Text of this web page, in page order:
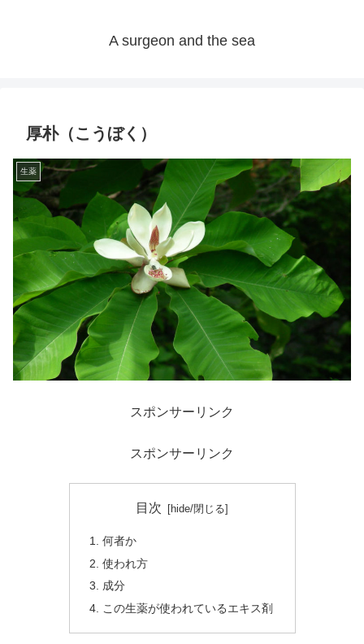
A surgeon and the sea
厚朴（こうぼく）
生薬
スポンサーリンク
スポンサーリンク
目次
何者か
使われ方
成分
この生薬が使われているエキス剤